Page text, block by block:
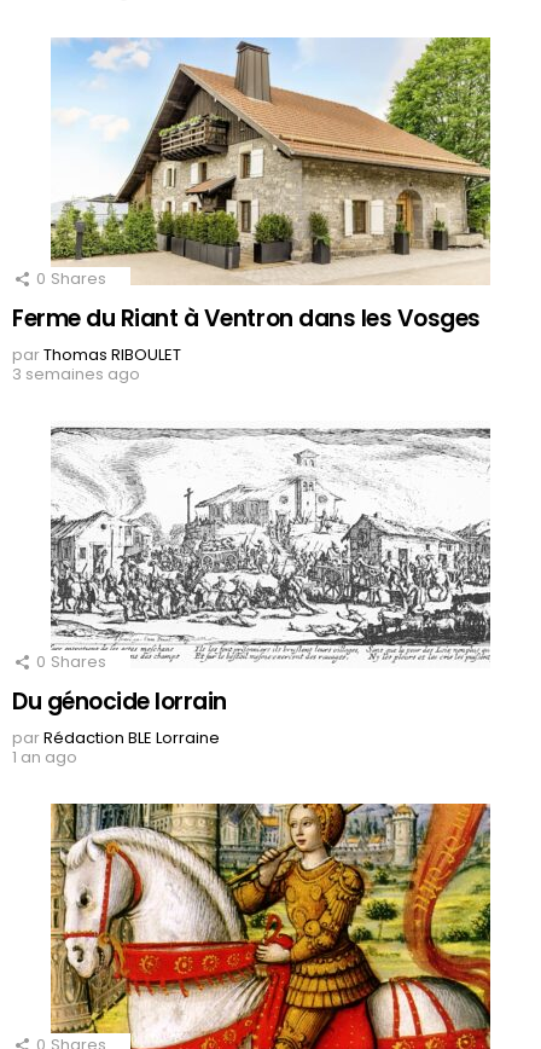
0 Shares
Ferme du Riant à Ventron dans les Vosges
parThomas RIBOULET
3 semaines ago
0 Shares
Du génocide lorrain
parRédaction BLE Lorraine
1 an ago